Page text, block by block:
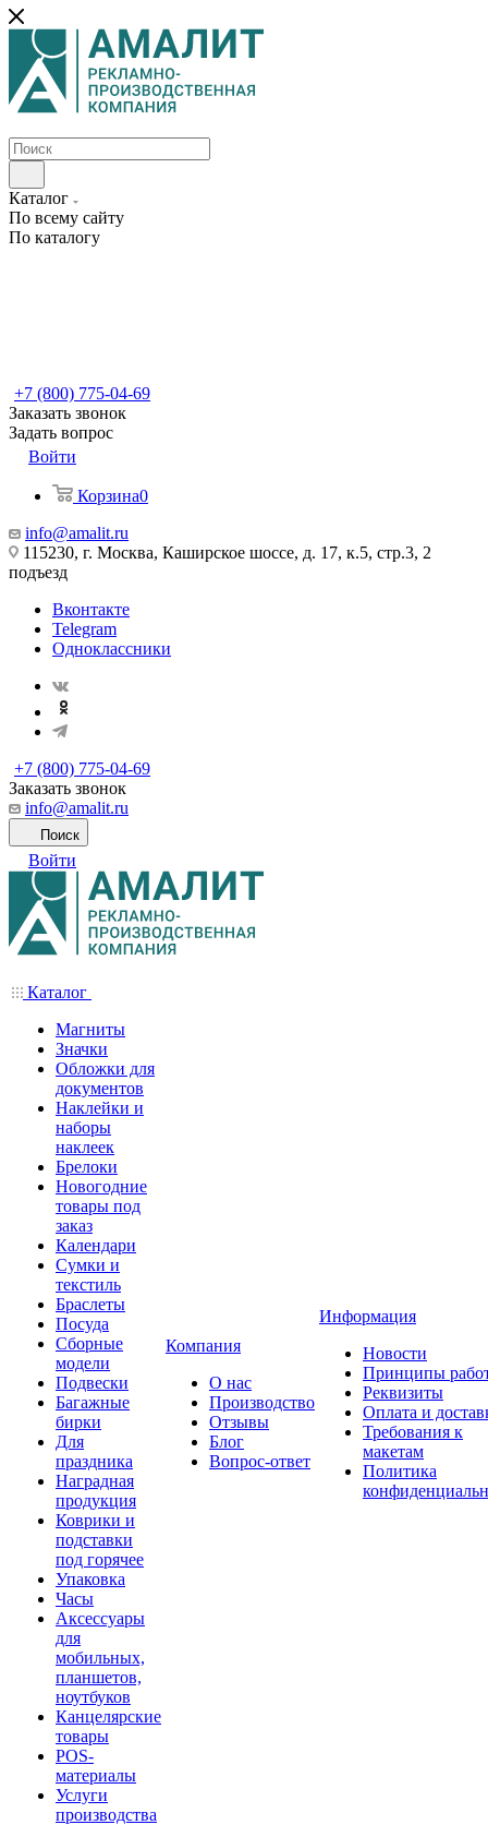
Каталог
По всему сайту
По каталогу
+7 (800) 775-04-69
Заказать звонок
Задать вопрос
Войти
Корзина0
info@amalit.ru
115230, г. Москва, Каширское шоссе, д. 17, к.5, стр.3, 2
подъезд
Вконтакте
Telegram
Одноклассники
+7 (800) 775-04-69
Заказать звонок
info@amalit.ru
Поиск
Войти
Каталог
Магниты
Значки
Обложки для
документов
Наклейки и
наборы
наклеек
Брелоки
Новогодние
товары под
заказ
Календари
Сумки и
текстиль
Браслеты
Посуда
Сборные
модели
Подвески
Багажные
бирки
Для
праздника
Наградная
продукция
Коврики и
подставки
под горячее
Упаковка
Часы
Аксессуары
для
мобильных,
планшетов,
ноутбуков
Канцелярские
товары
POS-
материалы
Услуги
производства
Компания
О нас
Производство
Отзывы
Блог
Вопрос-ответ
Информация
Новости
Принципы
Реквизиты
Оплата и
Требования к
макетам
Политика